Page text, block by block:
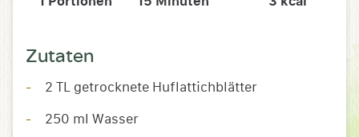
Zutaten
2 TL getrocknete Huflattichblätter
250 ml Wasser